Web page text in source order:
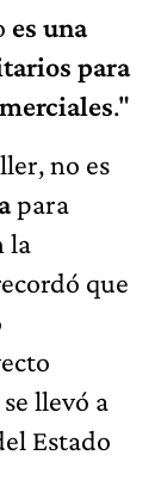
es una
para
."
no es
para
la
que
llevó a
Estado